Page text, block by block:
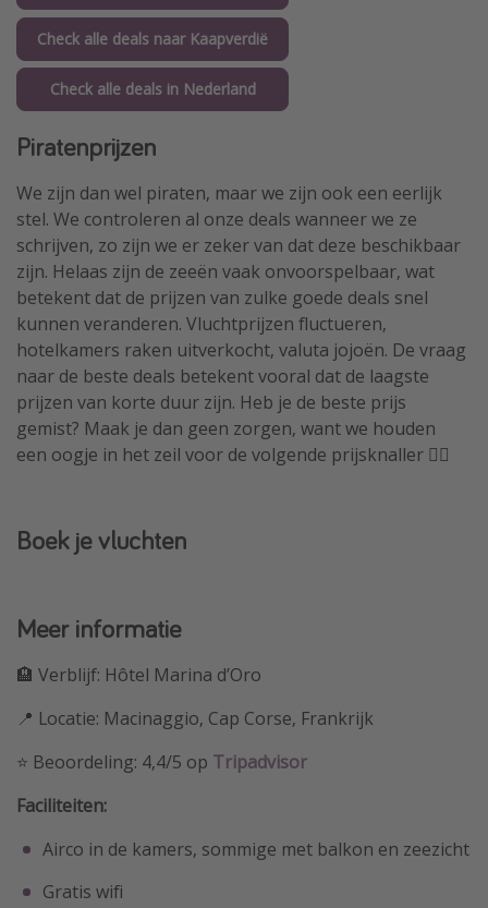
Check alle deals naar Kaapverdië
Check alle deals in Nederland
Piratenprijzen
We zijn dan wel piraten, maar we zijn ook een eerlijk
stel. We controleren al onze deals wanneer we ze
schrijven, zo zijn we er zeker van dat deze beschikbaar
zijn. Helaas zijn de zeeën vaak onvoorspelbaar, wat
betekent dat de prijzen van zulke goede deals snel
kunnen veranderen. Vluchtprijzen fluctueren,
hotelkamers raken uitverkocht, valuta jojoën. De vraag
naar de beste deals betekent vooral dat de laagste
prijzen van korte duur zijn. Heb je de beste prijs
gemist? Maak je dan geen zorgen, want we houden
een oogje in het zeil voor de volgende prijsknaller 🏴‍☠️
Boek je vluchten
Meer informatie
🏨 Verblijf: Hôtel Marina d’Oro
📍 Locatie: Macinaggio, Cap Corse, Frankrijk
⭐ Beoordeling: 4,4/5 op Tripadvisor
Faciliteiten:
Airco in de kamers, sommige met balkon en zeezicht
Gratis wifi